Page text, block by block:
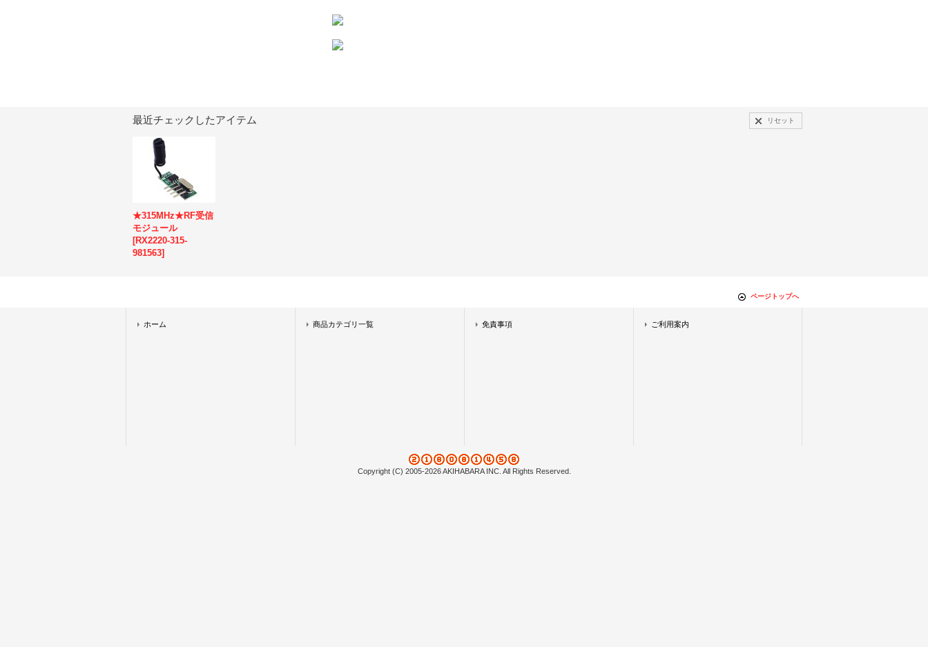
最近チェックしたアイテム リセット
★315MHz★RF受信
モジュール
[RX2220-315-
981563]
ページトップへ
ホーム 商品カテゴリ一覧 免責事項 ご利用案内
Copyright (C) 2005-2026 AKIHABARA INC. All Rights Reserved.